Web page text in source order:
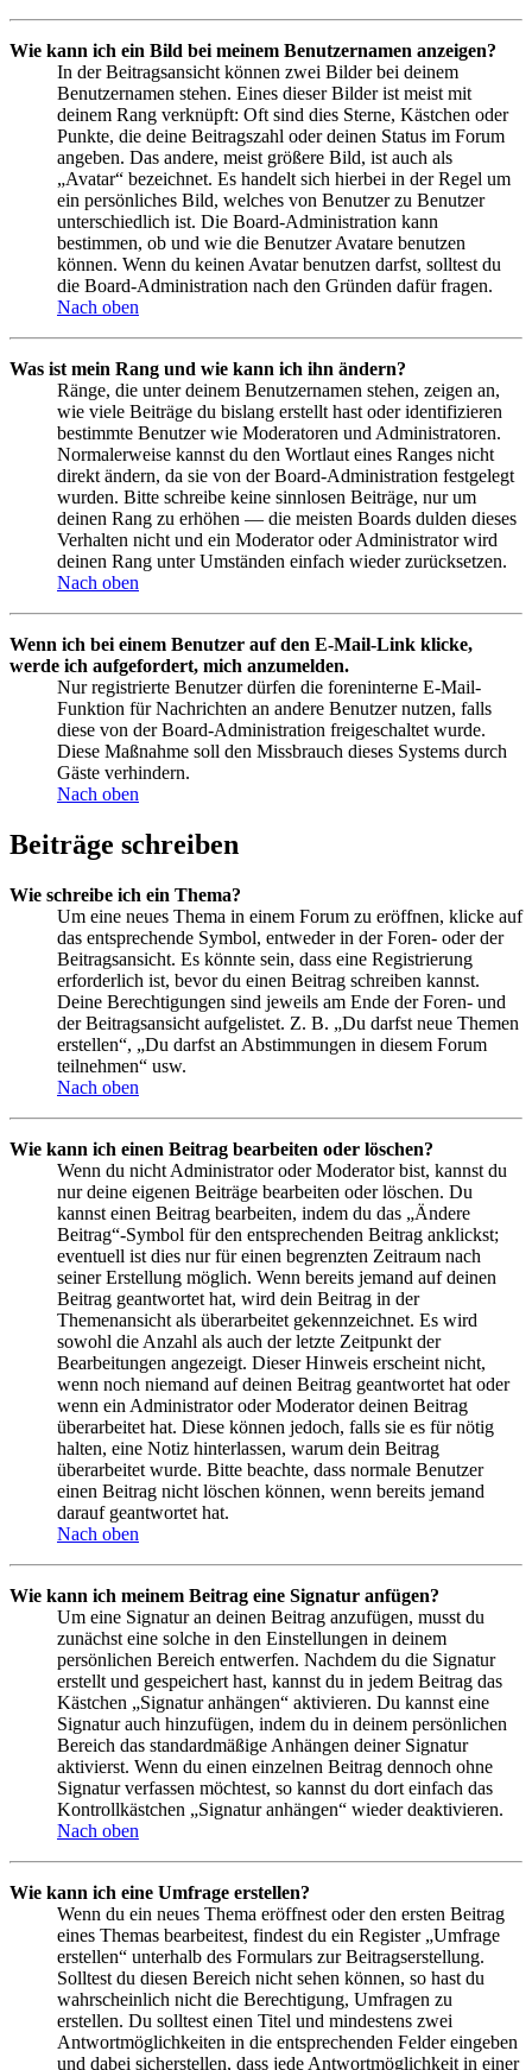
Wie kann ich ein Bild bei meinem Benutzernamen anzeigen?
In der Beitragsansicht können zwei Bilder bei deinem
Benutzernamen stehen. Eines dieser Bilder ist meist mit
deinem Rang verknüpft: Oft sind dies Sterne, Kästchen oder
Punkte, die deine Beitragszahl oder deinen Status im Forum
angeben. Das andere, meist größere Bild, ist auch als
„Avatar“ bezeichnet. Es handelt sich hierbei in der Regel um
ein persönliches Bild, welches von Benutzer zu Benutzer
unterschiedlich ist. Die Board-Administration kann
bestimmen, ob und wie die Benutzer Avatare benutzen
können. Wenn du keinen Avatar benutzen darfst, solltest du
die Board-Administration nach den Gründen dafür fragen.
Nach oben
Was ist mein Rang und wie kann ich ihn ändern?
Ränge, die unter deinem Benutzernamen stehen, zeigen an,
wie viele Beiträge du bislang erstellt hast oder identifizieren
bestimmte Benutzer wie Moderatoren und Administratoren.
Normalerweise kannst du den Wortlaut eines Ranges nicht
direkt ändern, da sie von der Board-Administration festgelegt
wurden. Bitte schreibe keine sinnlosen Beiträge, nur um
deinen Rang zu erhöhen — die meisten Boards dulden dieses
Verhalten nicht und ein Moderator oder Administrator wird
deinen Rang unter Umständen einfach wieder zurücksetzen.
Nach oben
Wenn ich bei einem Benutzer auf den E-Mail-Link klicke,
werde ich aufgefordert, mich anzumelden.
Nur registrierte Benutzer dürfen die foreninterne E-Mail-
Funktion für Nachrichten an andere Benutzer nutzen, falls
diese von der Board-Administration freigeschaltet wurde.
Diese Maßnahme soll den Missbrauch dieses Systems durch
Gäste verhindern.
Nach oben
Beiträge schreiben
Wie schreibe ich ein Thema?
Um eine neues Thema in einem Forum zu eröffnen, klicke auf
das entsprechende Symbol, entweder in der Foren- oder der
Beitragsansicht. Es könnte sein, dass eine Registrierung
erforderlich ist, bevor du einen Beitrag schreiben kannst.
Deine Berechtigungen sind jeweils am Ende der Foren- und
der Beitragsansicht aufgelistet. Z. B. „Du darfst neue Themen
erstellen“, „Du darfst an Abstimmungen in diesem Forum
teilnehmen“ usw.
Nach oben
Wie kann ich einen Beitrag bearbeiten oder löschen?
Wenn du nicht Administrator oder Moderator bist, kannst du
nur deine eigenen Beiträge bearbeiten oder löschen. Du
kannst einen Beitrag bearbeiten, indem du das „Ändere
Beitrag“-Symbol für den entsprechenden Beitrag anklickst;
eventuell ist dies nur für einen begrenzten Zeitraum nach
seiner Erstellung möglich. Wenn bereits jemand auf deinen
Beitrag geantwortet hat, wird dein Beitrag in der
Themenansicht als überarbeitet gekennzeichnet. Es wird
sowohl die Anzahl als auch der letzte Zeitpunkt der
Bearbeitungen angezeigt. Dieser Hinweis erscheint nicht,
wenn noch niemand auf deinen Beitrag geantwortet hat oder
wenn ein Administrator oder Moderator deinen Beitrag
überarbeitet hat. Diese können jedoch, falls sie es für nötig
halten, eine Notiz hinterlassen, warum dein Beitrag
überarbeitet wurde. Bitte beachte, dass normale Benutzer
einen Beitrag nicht löschen können, wenn bereits jemand
darauf geantwortet hat.
Nach oben
Wie kann ich meinem Beitrag eine Signatur anfügen?
Um eine Signatur an deinen Beitrag anzufügen, musst du
zunächst eine solche in den Einstellungen in deinem
persönlichen Bereich entwerfen. Nachdem du die Signatur
erstellt und gespeichert hast, kannst du in jedem Beitrag das
Kästchen „Signatur anhängen“ aktivieren. Du kannst eine
Signatur auch hinzufügen, indem du in deinem persönlichen
Bereich das standardmäßige Anhängen deiner Signatur
aktivierst. Wenn du einen einzelnen Beitrag dennoch ohne
Signatur verfassen möchtest, so kannst du dort einfach das
Kontrollkästchen „Signatur anhängen“ wieder deaktivieren.
Nach oben
Wie kann ich eine Umfrage erstellen?
Wenn du ein neues Thema eröffnest oder den ersten Beitrag
eines Themas bearbeitest, findest du ein Register „Umfrage
erstellen“ unterhalb des Formulars zur Beitragserstellung.
Solltest du diesen Bereich nicht sehen können, so hast du
wahrscheinlich nicht die Berechtigung, Umfragen zu
erstellen. Du solltest einen Titel und mindestens zwei
Antwortmöglichkeiten in die entsprechenden Felder eingeben
und dabei sicherstellen, dass jede Antwortmöglichkeit in einer